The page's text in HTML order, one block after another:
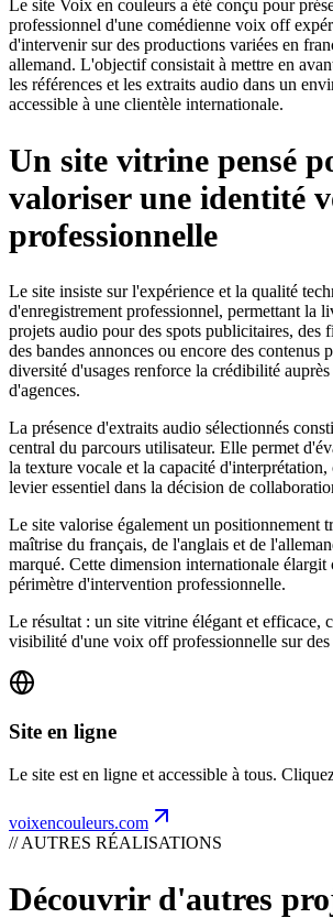
Le site Voix en couleurs a été conçu pour
professionnel d'une comédienne voix off
d'intervenir sur des productions variées en
allemand. L'objectif consistait à mettre en
les références et les extraits audio dans un
accessible à une clientèle internationale.
Un site vitrine pensé
valoriser une identité
professionnelle
Le site insiste sur l'expérience et la qualité
d'enregistrement professionnel, permettant la
projets audio pour des spots publicitaires, des
des bandes annonces ou encore des contenus
diversité d'usages renforce la crédibilité
d'agences.
La présence d'extraits audio sélectionnés
central du parcours utilisateur. Elle permet
la texture vocale et la capacité d'interprétation,
levier essentiel dans la décision de
Le site valorise également un positionnement
maîtrise du français, de l'anglais et de
marqué. Cette dimension internationale élargit
périmètre d'intervention professionnelle.
Le résultat : un site vitrine élégant et efficace,
visibilité d'une voix off professionnelle sur des
Site en ligne
Le site est en ligne et accessible à tous.
voixencouleurs.com
// AUTRES RÉALISATIONS
Découvrir d'autres